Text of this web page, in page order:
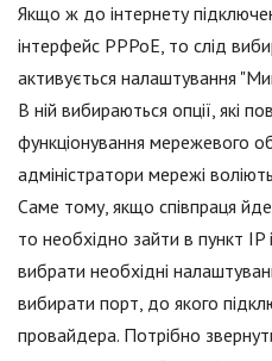
Якщо ж до інтернету
інтерфейс PPPoE, то слід
активується налаштування
В ній вибираються опції, які
функціонування мережевого
адміністратори мережі
Саме тому, якщо співпраця
то необхідно зайти в пункт IP
вибрати необхідні
вибирати порт, до якого
провайдера. Потрібно